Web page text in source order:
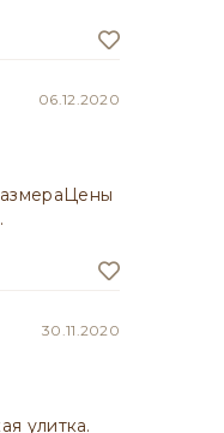
06.12.2020
30.11.2020
улитка.